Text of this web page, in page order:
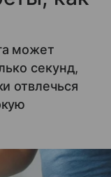
может
секунд,
отвлечься